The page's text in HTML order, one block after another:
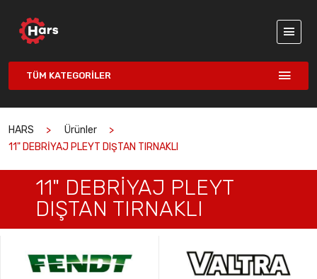
TÜM KATEGORILER
HARS
Ürünler
11" DEBRİYAJ PLEYT DIŞTAN TIRNAKLI
11" DEBRİYAJ PLEYT
DIŞTAN TIRNAKLI